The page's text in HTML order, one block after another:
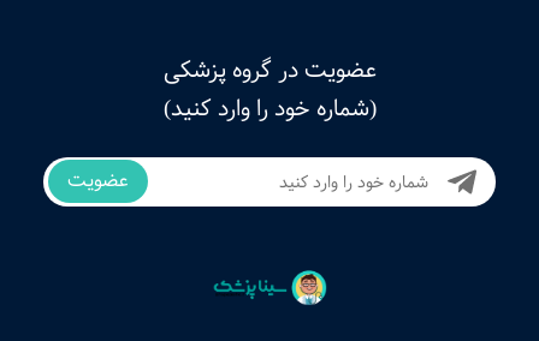
عضویت در گروه پزشکی
(شماره خود را وارد کنید)
عضویت